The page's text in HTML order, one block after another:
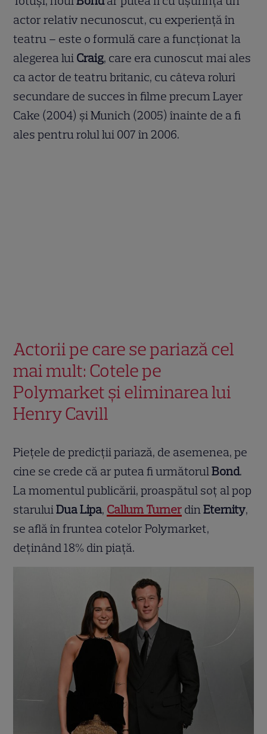
actor relativ necunoscut, cu experiență în
teatru – este o formulă care a funcționat la
alegerea lui Craig, care era cunoscut mai ales
ca actor de teatru britanic, cu câteva roluri
secundare de succes în filme precum Layer
Cake (2004) și Munich (2005) înainte de a fi
ales pentru rolul lui 007 în 2006.
Actorii pe care se pariază cel
mai mult: Cotele pe
Polymarket și eliminarea lui
Henry Cavill
Piețele de predicții pariază, de asemenea, pe
cine se crede că ar putea fi următorulBond.
La momentul publicării, proaspătul soț al pop
staruluiDua Lipa, Callum Turner dinEternity,
se află în fruntea cotelor Polymarket,
deținând 18% din piață.